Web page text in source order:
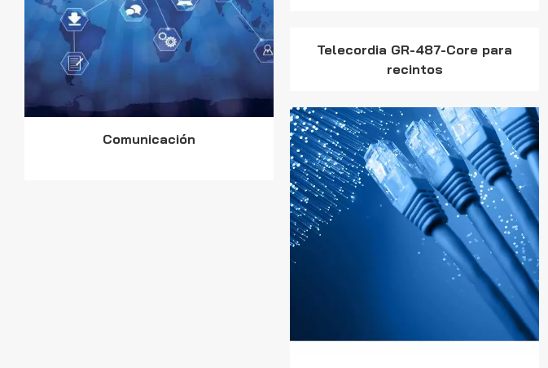
Comunicación
Telecordia GR-487-Core para
recintos